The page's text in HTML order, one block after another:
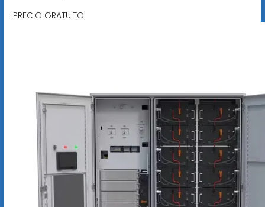
PRECIO GRATUITO